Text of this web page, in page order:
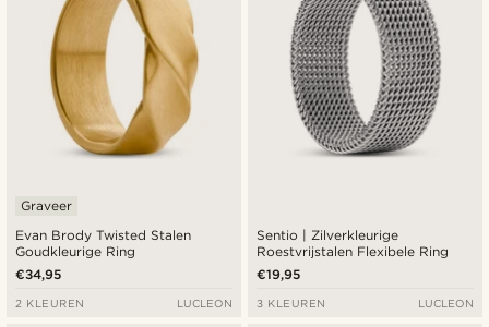
Evan Brody Twisted Stalen
Goudkleurige Ring
Graveer
€34,95
2 KLEUREN LUCLEON
Sentio | Zilverkleurige
Roestvrijstalen Flexibele Ring
€19,95
3 KLEUREN LUCLEON